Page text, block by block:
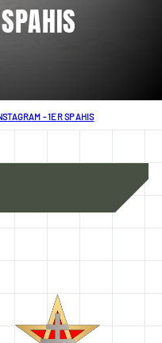
- 1ER SPAHIS